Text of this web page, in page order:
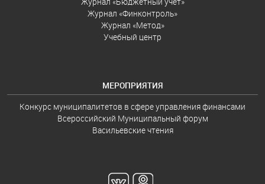
Журнал «Финконтроль»
Журнал «Метод»
Учебный центр
МЕРОПРИЯТИЯ
Конкурс муниципалитетов в сфере управления финансами
Всероссийский Муниципальный форум
Васильевские чтения